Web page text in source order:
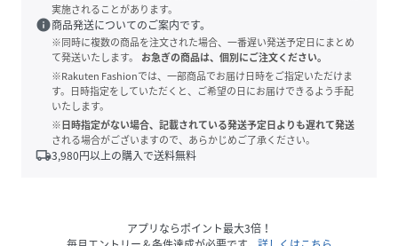
実施されることがあります。
info商品発送についてのご案内です。
※同時に複数の商品を注文された場合、一番遅い発送予定日にまとめ
て発送いたします。
お急ぎの商品は、個別にご注文ください。
※Rakuten Fashionでは、一部商品でお届け日時をご指定いただけま
す。日時指定をしていただくと、ご希望の日にお届けできるよう手配
いたします。
※日時指定がない場合、記載されている発送予定日よりも遅れて発送
される場合がございますので、あらかじめご了承ください。
local_shipping3,980円以上の購入で送料無料
アプリならポイント最大3倍！